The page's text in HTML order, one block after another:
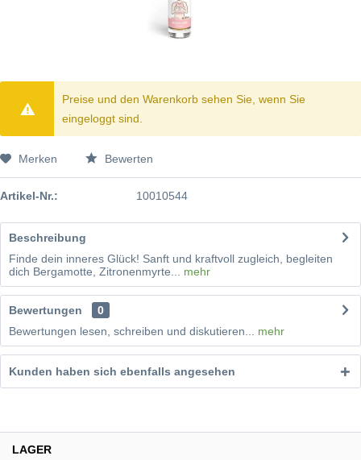
Preise und den Warenkorb sehen Sie, wenn Sie
eingeloggt sind.
Merken Bewerten
Artikel-Nr.: 10010544
Beschreibung
Finde dein inneres Glück! Sanft und kraftvoll zugleich, begleiten
dich Bergamotte, Zitronenmyrte... mehr
Bewertungen
0
Bewertungen lesen, schreiben und diskutieren... mehr
Kunden haben sich ebenfalls angesehen
LAGER